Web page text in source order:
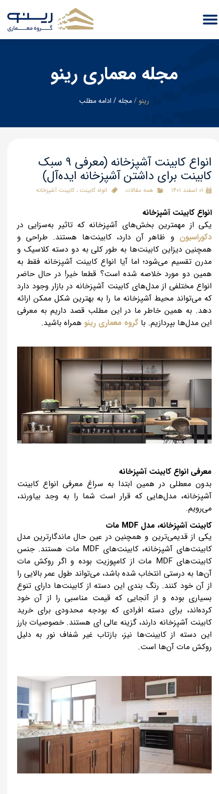
مجله معماری رینو
رینو/ ​مجله/ادامه مطلب
انواع کابینت آشپزخانه (معرفی 9 سبک
کابینت برای داشتن آشپزخانه ایده‌آل)
۰۱ اسفند ۱۴۰۱ همه مقالات انواه کابینت ،کابینت آشپزخانه
انواع کابینت آشپزخانه
یکی از مهمترین بخش‌های آشپزخانه که تاثیر به‌سزایی در
دکوراسیون و ظاهر آن دارد، کابینت‌ها هستند. طراحی و
همچنین دیزاین کابینت‌ها به طور کلی به دو دسته کلاسیک و
مدرن تقسیم می‌شود؛ اما آیا انواع کابینت آشپزخانه فقط به
همین دو مورد خلاصه شده است؟ قطعا خیر! در حال حاضر
انواع مختلفی از مدل‌های کابینت آشپزخانه در بازار وجود دارد
که می‌تواند محیط آشپزخانه ما را به بهترین شکل ممکن ارائه
دهد. به همین خاطر ما در این مطلب قصد داریم به معرفی
این مدل‌ها بپردازیم. با گروه معماری رینو همراه باشید.
معرفی انواع کابینت آشپزخانه
بدون معطلی در همین ابتدا به سراغ معرفی انواع کابینت
آشپزخانه، مدل‌هایی که قرار است شما را به وجد بیاورند،
می‌رویم.
کابینت آشپزخانه، مدل MDF مات
یکی از قدیمی‌ترین و همچنین در عین حال ماندگارترین مدل
کابینت‌های آشپزخانه، کابینت‌های MDF مات هستند. جنس
کابینت‌هایMDF مات از کامپوزیت بوده و اگر روکش مات
آن‌ها به درستی انتخاب شده باشد، می‌تواند طول عمر بالایی را
از آن خود کنند. رنگ بندی این دسته از کابینت‌ها دارای تنوع
بسیاری بوده و از آنجایی که قیمت مناسبی را از آن خود
کرده‌اند، برای دسته افرادی که بودجه محدودی برای خرید
کابینت آشپزخانه دارند، گزینه عالی ای هستند. خصوصیات بارز
این دسته از کابینت‌ها نیز، بازتاب غیر شفاف نور به دلیل
روکش مات آن‌ها است.